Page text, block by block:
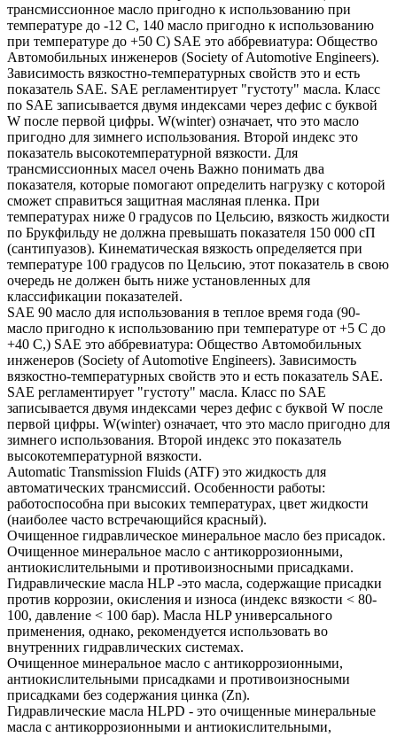
трансмиссионное масло пригодно к использованию при
температуре до -12 С, 140 масло пригодно к использованию
при температуре до +50 С) SAE это аббревиатура: Общество
Автомобильных инженеров (Society of Automotive Engineers).
Зависимость вязкостно-температурных свойств это и есть
показатель SAE. SAE регламентирует "густоту" масла. Класс
по SAE записывается двумя индексами через дефис с буквой
W после первой цифры. W(winter) означает, что это масло
пригодно для зимнего использования. Второй индекс это
показатель высокотемпературной вязкости. Для
трансмиссионных масел очень Важно понимать два
показателя, которые помогают определить нагрузку с которой
сможет справиться защитная масляная пленка. При
температурах ниже 0 градусов по Цельсию, вязкость жидкости
по Брукфильду не должна превышать показателя 150 000 сП
(сантипуазов). Кинематическая вязкость определяется при
температуре 100 градусов по Цельсию, этот показатель в свою
очередь не должен быть ниже установленных для
классификации показателей.
SAE 90 масло для использования в теплое время года (90-
масло пригодно к использованию при температуре от +5 С до
+40 С,) SAE это аббревиатура: Общество Автомобильных
инженеров (Society of Automotive Engineers). Зависимость
вязкостно-температурных свойств это и есть показатель SAE.
SAE регламентирует "густоту" масла. Класс по SAE
записывается двумя индексами через дефис с буквой W после
первой цифры. W(winter) означает, что это масло пригодно для
зимнего использования. Второй индекс это показатель
высокотемпературной вязкости.
Automatic Transmission Fluids (ATF) это жидкость для
автоматических трансмиссий. Особенности работы:
работоспособна при высоких температурах, цвет жидкости
(наиболее часто встречающийся красный).
Очищенное гидравлическое минеральное масло без присадок.
Очищенное минеральное масло с антикоррозионными,
антиокислительными и противоизносными присадками.
Гидравлические масла HLP -это масла, содержащие присадки
против коррозии, окисления и износа (индекс вязкости < 80-
100, давление < 100 бар). Масла HLP универсального
применения, однако, рекомендуется использовать во
внутренних гидравлических системах.
Очищенное минеральное масло с антикоррозионными,
антиокислительными присадками и противоизносными
присадками без содержания цинка (Zn).
Гидравлические масла HLPD - это очищенные минеральные
масла с антикоррозионными и антиокислительными,